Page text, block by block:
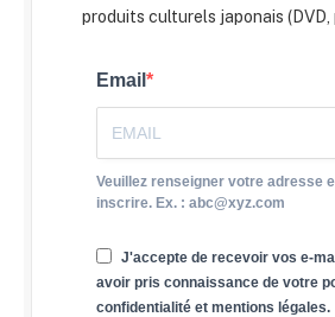
produits culturels japonais (DVD,
Email
Veuillez renseigner votre adresse
inscrire. Ex. : abc@xyz.com
J'accepte de recevoir vos e-
avoir pris connaissance de votre
confidentialité et mentions légales.